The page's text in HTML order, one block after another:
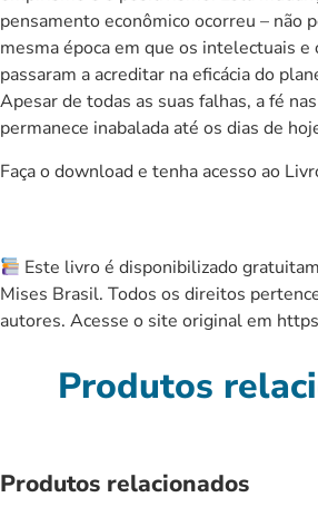
pensamento econômico ocorreu – não
mesma época em que os intelectuais
passaram a acreditar na eficácia do
Apesar de todas as suas falhas, a fé
permanece inabalada até os dias de
Faça o download e tenha acesso ao
Este livro é disponibilizado
Mises Brasil. Todos os direitos
autores. Acesse o site original em
Produtos
Produtos relacionados